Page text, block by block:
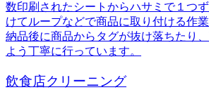
数印刷されたシートからハサミで１つ
けてループなどで商品に取り付ける作
納品後に商品からタグが抜け落ちたり
よう丁寧に行っています。
飲食店クリーニング